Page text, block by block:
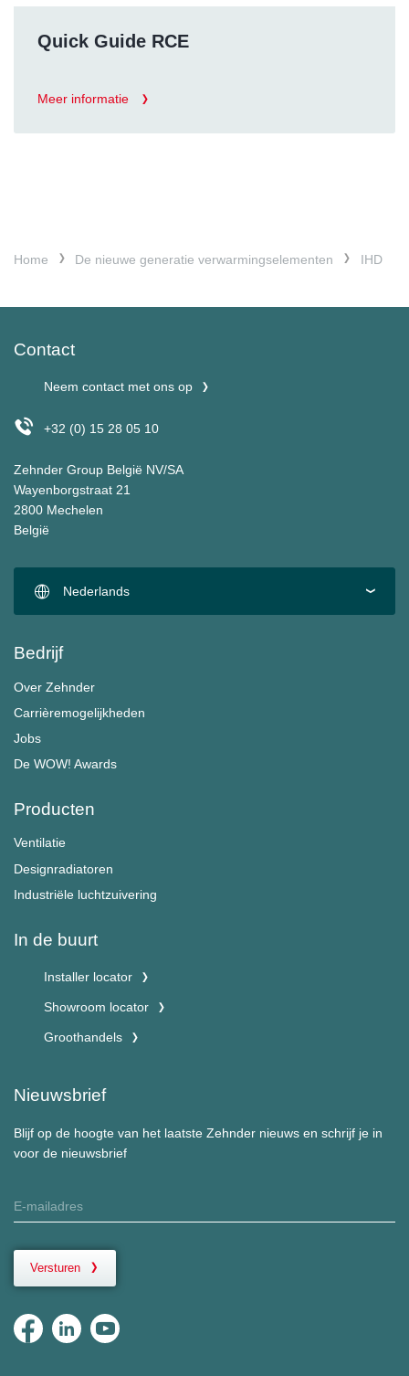
Quick Guide RCE
Meer informatie
Home De nieuwe generatie verwarmingselementen IHD
Contact
Neem contact met ons op
+32 (0) 15 28 05 10
Zehnder Group België NV/SA
Wayenborgstraat 21
2800 Mechelen
België
Nederlands
Bedrijf
Over Zehnder
Carrièremogelijkheden
Jobs
De WOW! Awards
Producten
Ventilatie
Designradiatoren
Industriële luchtzuivering
In de buurt
Installer locator
Showroom locator
Groothandels
Nieuwsbrief
Blijf op de hoogte van het laatste Zehnder nieuws en schrijf je in
voor de nieuwsbrief
Versturen